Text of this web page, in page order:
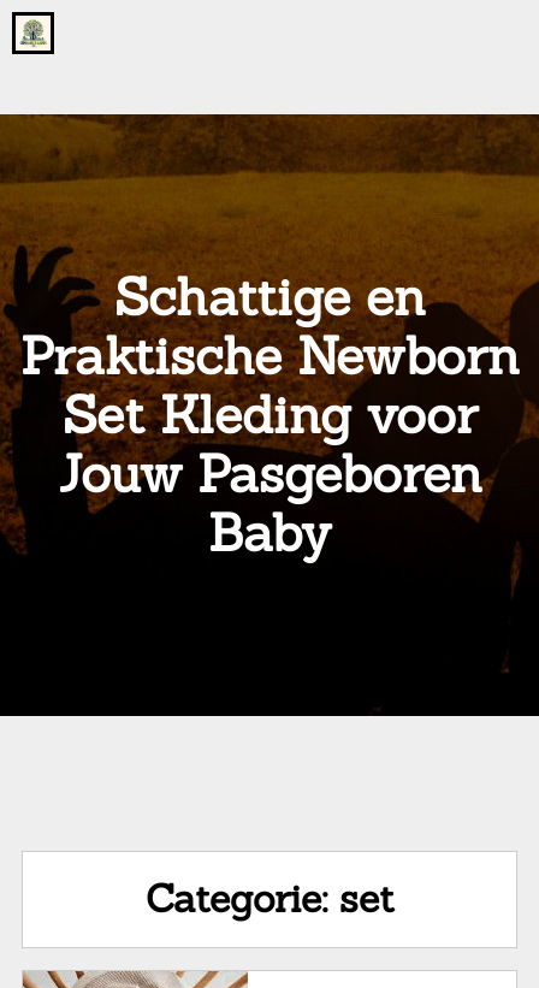
Go
to
page
onsgrotegezin.nl
Schattige en
Praktische Newborn
Set Kleding voor
Jouw Pasgeboren
Baby
Categorie: set